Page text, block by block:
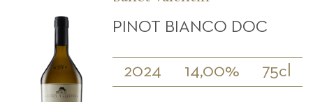
PINOT BIANCO DOC
2024 14,00% 75cl